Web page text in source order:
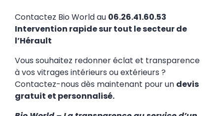
Contactez Bio World au 06.26.41.60.53
Intervention rapide sur tout le secteur de
l’Hérault
Vous souhaitez redonner éclat et transparence
à vos vitrages intérieurs ou extérieurs ?
Contactez-nous dès maintenant pour un devis
gratuit et personnalisé.